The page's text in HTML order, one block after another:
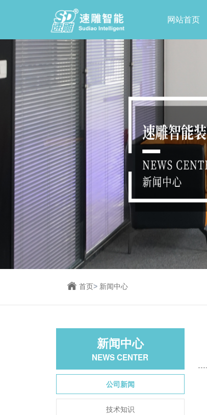
网站首页
首页> 新闻中心
新闻中心
NEWS CENTER
公司新闻
技术知识